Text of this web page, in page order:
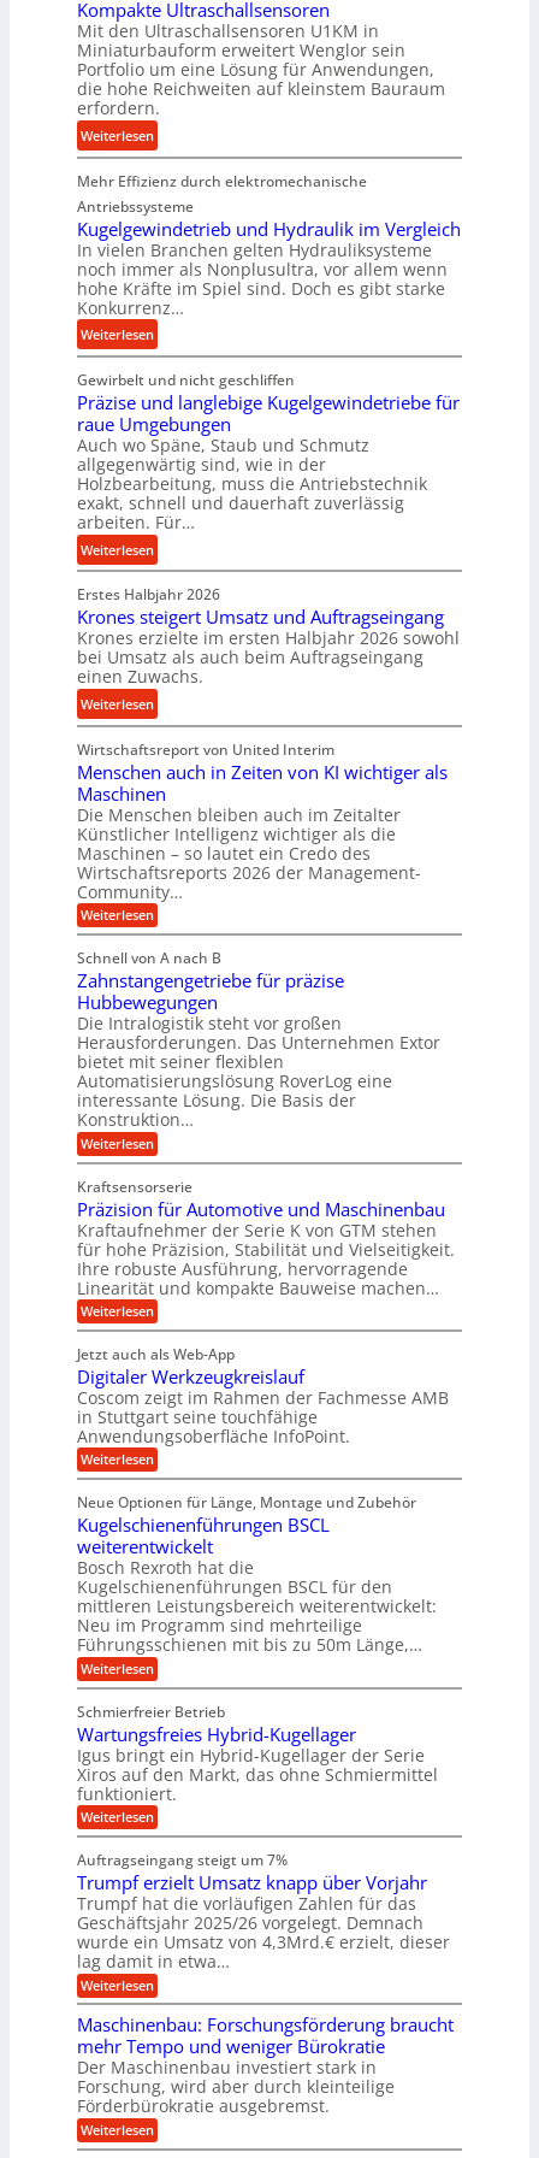
r
o
d
u
k
t
i
o
i
n
d
e
n
M
i
t
t
e
l
s
a
n
d
Kompakte Ultraschallsensoren
Mit den Ultraschallsensoren U1KM in
Miniaturbauform erweitert Wenglor sein
Portfolio um eine Lösung für Anwendungen,
die hohe Reichweiten auf kleinstem Bauraum
erfordern.
Weiterlesen:
K
o
m
p
a
k
t
e
U
l
t
r
a
s
c
h
a
l
s
e
n
s
o
r
e
n
Mehr Effizienz durch elektromechanische
Antriebssysteme
Kugelgewindetrieb und Hydraulik im Vergleich
In vielen Branchen gelten Hydrauliksysteme
noch immer als Nonplusultra, vor allem wenn
hohe Kräfte im Spiel sind. Doch es gibt starke
Konkurrenz…
Weiterlesen:
K
u
g
e
l
g
e
w
i
n
d
e
t
r
i
b
u
n
d
H
y
d
r
a
u
i
k
i
m
V
e
r
g
l
c
h
Gewirbelt und nicht geschliffen
Präzise und langlebige Kugelgewindetriebe für
raue Umgebungen
Auch wo Späne, Staub und Schmutz
allgegenwärtig sind, wie in der
Holzbearbeitung, muss die Antriebstechnik
exakt, schnell und dauerhaft zuverlässig
arbeiten. Für…
Weiterlesen:
P
r
ä
z
i
s
e
u
n
d
l
a
n
g
l
e
b
i
g
e
K
u
g
e
l
g
e
w
n
d
e
t
r
i
e
b
e
f
ü
r
r
a
u
e
U
m
g
e
b
u
n
g
e
n
Erstes Halbjahr 2026
Krones steigert Umsatz und Auftragseingang
Krones erzielte im ersten Halbjahr 2026 sowohl
bei Umsatz als auch beim Auftragseingang
einen Zuwachs.
Weiterlesen:
K
r
o
n
e
s
s
t
e
i
g
e
r
t
U
m
s
a
t
z
u
n
d
A
u
f
t
g
s
e
i
n
g
a
n
g
Wirtschaftsreport von United Interim
Menschen auch in Zeiten von KI wichtiger als
Maschinen
Die Menschen bleiben auch im Zeitalter
Künstlicher Intelligenz wichtiger als die
Maschinen – so lautet ein Credo des
Wirtschaftsreports 2026 der Management-
Community…
Weiterlesen:
M
n
s
c
h
e
n
a
u
c
h
i
n
Z
e
e
n
v
o
n
K
I
w
i
c
h
t
i
g
e
a
l
s
M
a
s
c
h
i
n
e
n
Schnell von A nach B
Zahnstangengetriebe für präzise
Hubbewegungen
Die Intralogistik steht vor großen
Herausforderungen. Das Unternehmen Extor
bietet mit seiner flexiblen
Automatisierungslösung RoverLog eine
interessante Lösung. Die Basis der
Konstruktion…
Weiterlesen:
Z
h
n
s
t
a
n
g
e
n
e
t
r
i
e
b
e
f
r
p
r
ä
z
i
s
e
H
u
b
e
w
e
g
u
n
g
e
Kraftsensorserie
Präzision für Automotive und Maschinenbau
Kraftaufnehmer der Serie K von GTM stehen
für hohe Präzision, Stabilität und Vielseitigkeit.
Ihre robuste Ausführung, hervorragende
Linearität und kompakte Bauweise machen…
Weiterlesen:
P
ä
z
i
s
i
o
n
f
r
A
u
t
o
m
o
t
i
v
e
n
d
M
a
s
c
h
i
e
n
b
a
u
Jetzt auch als Web-App
Digitaler Werkzeugkreislauf
Coscom zeigt im Rahmen der Fachmesse AMB
in Stuttgart seine touchfähige
Anwendungsoberfläche InfoPoint.
Weiterlesen:
D
g
i
t
a
l
e
r
W
e
r
k
z
e
u
g
k
r
e
i
s
a
u
f
Neue Optionen für Länge, Montage und Zubehör
Kugelschienenführungen BSCL
weiterentwickelt
Bosch Rexroth hat die
Kugelschienenführungen BSCL für den
mittleren Leistungsbereich weiterentwickelt:
Neu im Programm sind mehrteilige
Führungsschienen mit bis zu 50m Länge,…
Weiterlesen:
K
g
e
l
s
c
h
i
e
e
n
f
ü
h
r
u
n
g
e
B
S
C
L
w
e
Schmierfreier Betrieb
Wartungsfreies Hybrid-Kugellager
Igus bringt ein Hybrid-Kugellager der Serie
Xiros auf den Markt, das ohne Schmiermittel
funktioniert.
Weiterlesen:
W
r
t
u
n
g
s
r
e
i
e
s
H
y
b
r
i
d
Auftragseingang steigt um 7%
Trumpf erzielt Umsatz knapp über Vorjahr
Trumpf hat die vorläufigen Zahlen für das
Geschäftsjahr 2025/26 vorgelegt. Demnach
wurde ein Umsatz von 4,3Mrd.€ erzielt, dieser
lag damit in etwa…
Weiterlesen:
T
u
m
p
f
e
r
z
i
Maschinenbau: Forschungsförderung braucht
mehr Tempo und weniger Bürokratie
Der Maschinenbau investiert stark in
Forschung, wird aber durch kleinteilige
Förderbürokratie ausgebremst.
Weiterlesen:
M